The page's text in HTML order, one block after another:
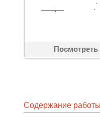
Содержание работы